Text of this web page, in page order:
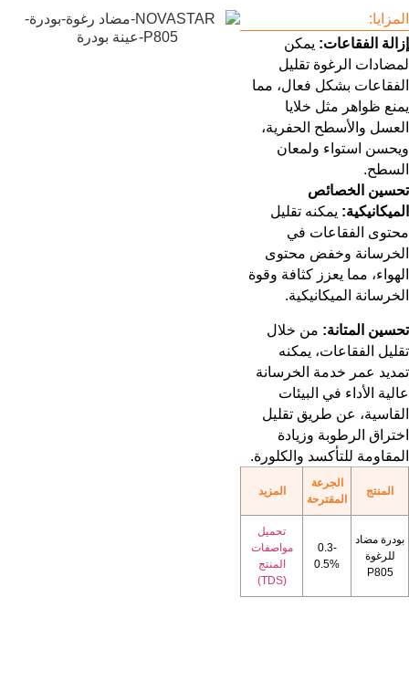
المزايا:
إزالة الفقاعات: يمكن
لمضادات الرغوة تقليل
الفقاعات بشكل فعال، مما
يمنع ظواهر مثل خلايا
العسل والأسطح الحفرية،
ويحسن استواء ولمعان
السطح.
تحسين الخصائص
الميكانيكية: يمكنه تقليل
محتوى الفقاعات في
الخرسانة وخفض محتوى
الهواء، مما يعزز كثافة وقوة
الخرسانة الميكانيكية.
تحسين المتانة: من خلال
تقليل الفقاعات، يمكنه
تمديد عمر خدمة الخرسانة
عالية الأداء في البيئات
القاسية، عن طريق تقليل
اختراق الرطوبة وزيادة
المقاومة للتأكسد والكلورة.
المنتج
الجرعة
المقترحة
المزيد
بودرة مضاد
للرغوة
P805
0.3-
0.5%
تحميل
مواصفات
المنتج
(TDS)